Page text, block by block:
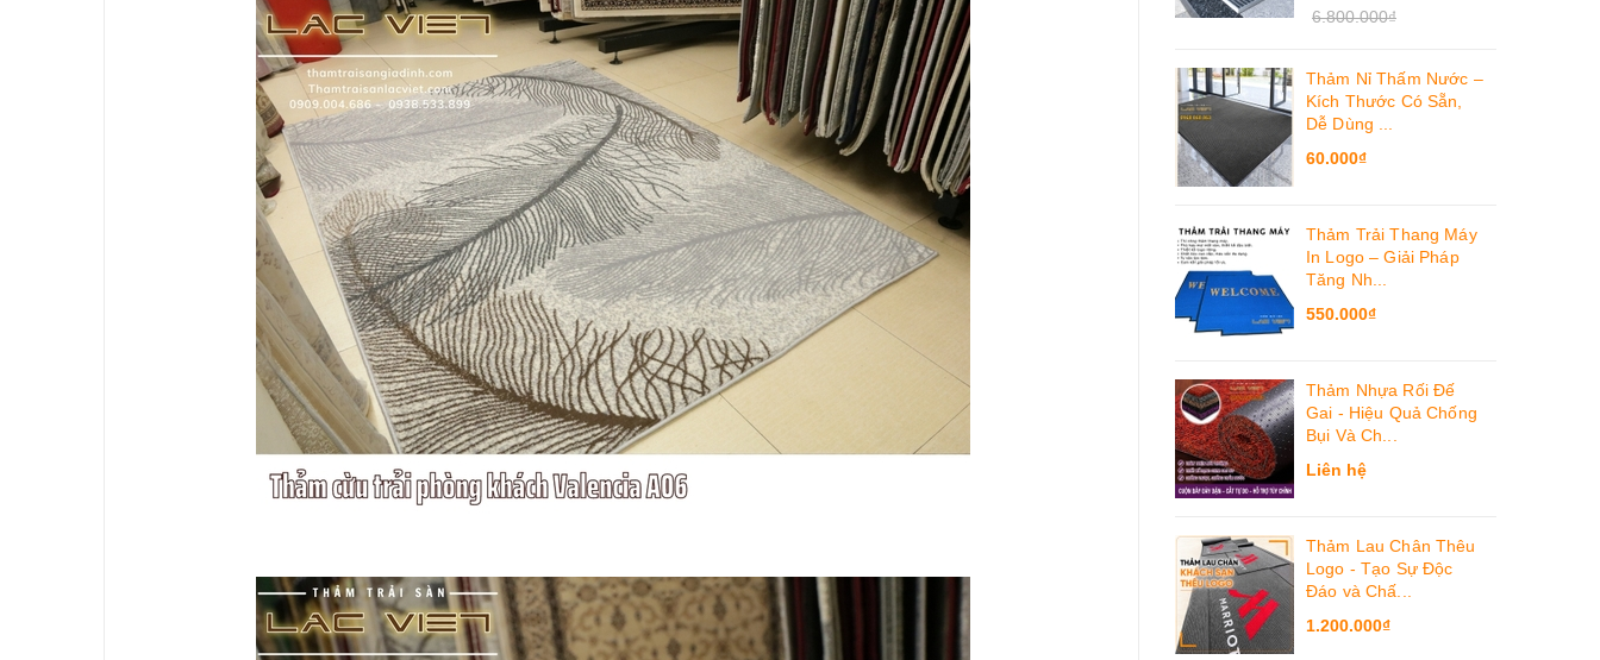
6.800.000₫
Thảm Nỉ Thấm Nước –
Kích Thước Có Sẵn,
Dễ Dùng ...
60.000₫
Thảm Trải Thang Máy
In Logo – Giải Pháp
Tăng Nh...
550.000₫
Thảm Nhựa Rối Đế
Gai - Hiệu Quả Chống
Bụi Và Ch...
Liên hệ
Thảm Lau Chân Thêu
Logo - Tạo Sự Độc
Đáo và Chấ...
1.200.000₫